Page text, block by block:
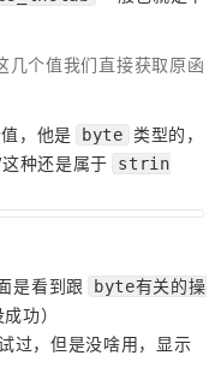
个值我们直接获取原函
，他是 byte
类型的，
种还是属于
strin
是看到跟
byte有关的操
功）
过，但是没啥用，显示